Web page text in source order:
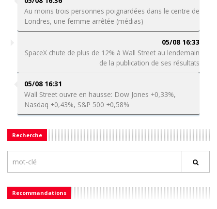
Au moins trois personnes poignardées dans le centre de
Londres, une femme arrêtée (médias)
05/08 16:33
SpaceX chute de plus de 12% à Wall Street au lendemain
de la publication de ses résultats
05/08 16:31
Wall Street ouvre en hausse: Dow Jones +0,33%,
Nasdaq +0,43%, S&P 500 +0,58%
Recherche
Recommandations